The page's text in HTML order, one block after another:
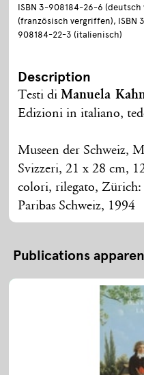
ISBN 3-908184-26-6
(französisch vergriffen), ISBN
908184-22-3 (italienisch)
Description
Testi diManuela
Edizioni in italiano,
Museen der Schweiz,
Svizzeri, 21 x 28 cm,
colori, rilegato,
Paribas Schweiz, 1994
Publications